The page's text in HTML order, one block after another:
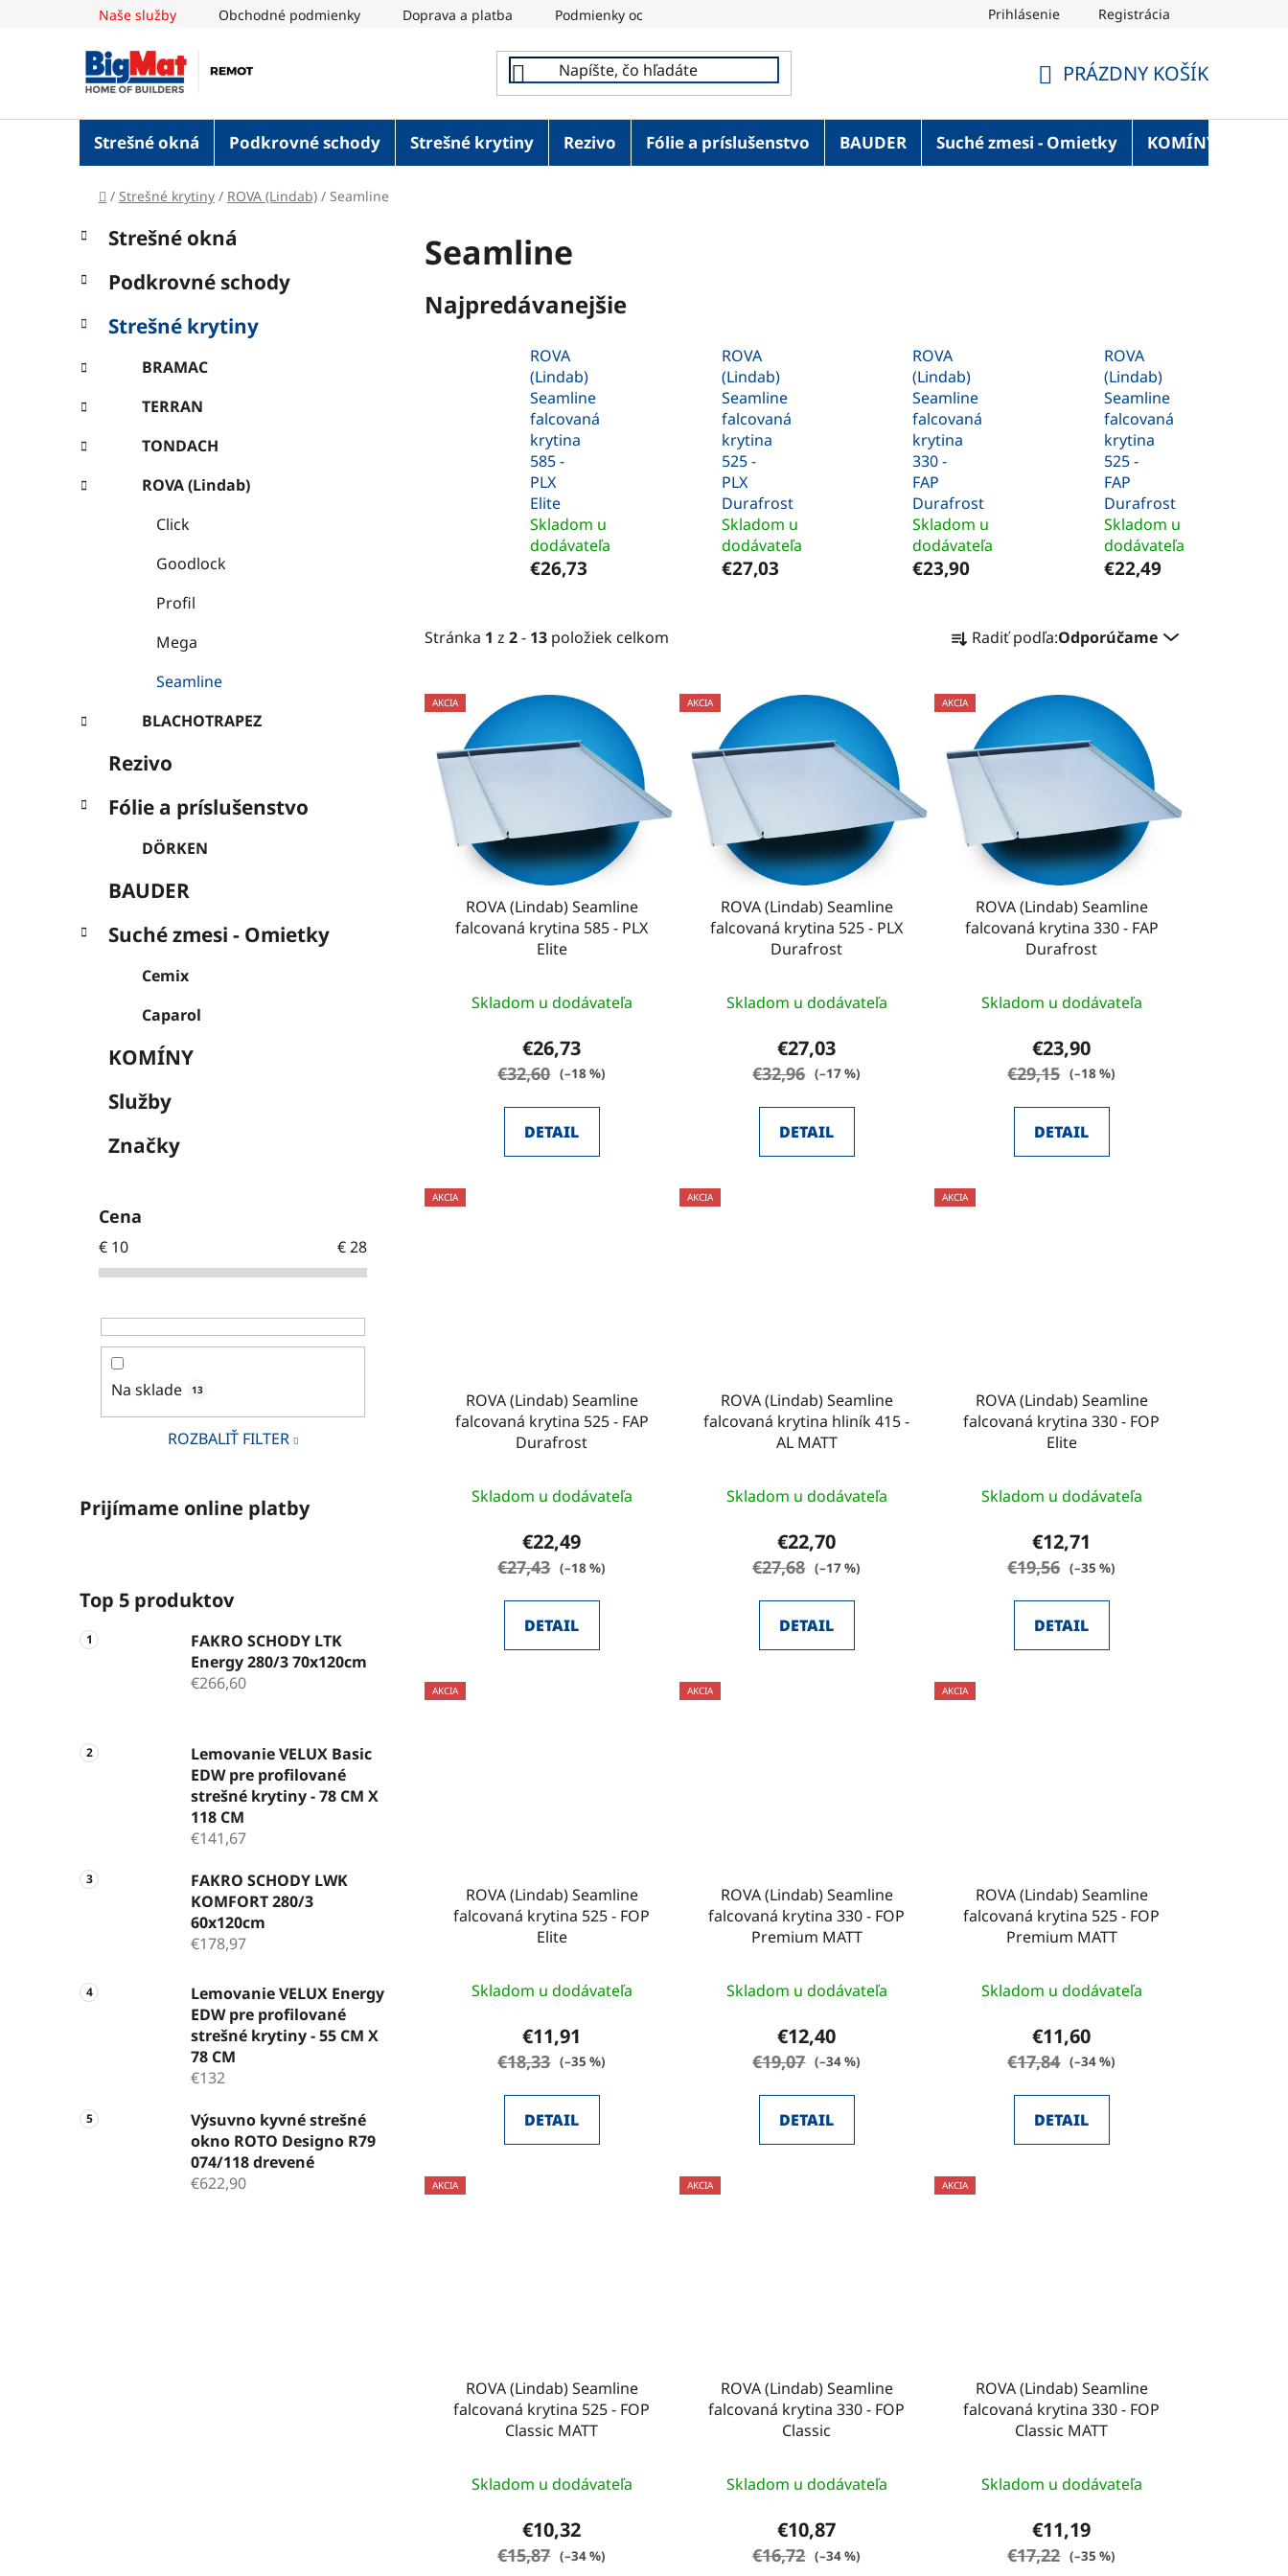
Naše služby Obchodné podmienky Doprava a platba Podmienky ochrany osobných údajov Strechaonline.sk - informácie z prvej ruky
Prihlásenie Registrácia
KOŠÍK
PRÁZDNY KOŠÍK
Strešné okná Podkrovné schody Strešné krytiny Rezivo Fólie a príslušenstvo BAUDER Suché zmesi - Omietky KOMÍNY
Domov
/ Strešné krytiny / ROVA (Lindab) / Seamline
B
o
č
ý
a
n
l
kategórie
K
a
e
ó
i
Strešné okná
Podkrovné schody
Strešné krytiny
BRAMAC
TERRAN
TONDACH
ROVA (Lindab)
Click
Goodlock
Profil
Mega
Seamline
BLACHOTRAPEZ
Rezivo
Fólie a príslušenstvo
DÖRKEN
BAUDER
Suché zmesi - Omietky
Cemix
Caparol
KOMÍNY
Služby
Značky
Cena
€ 10 €28
Na sklade 13
ROZBALIŤ FILTER
Prijímame online platby
Top 5 produktov
FAKRO SCHODY LTK
Energy 280/3 70x120cm
€266,60
Lemovanie VELUX Basic
EDW pre profilované
strešné krytiny - 78 CM X
118 CM
€141,67
FAKRO SCHODY LWK
KOMFORT 280/3
60x120cm
€178,97
Lemovanie VELUX Energy
EDW pre profilované
strešné krytiny - 55 CM X
78 CM
€132
Výsuvno kyvné strešné
okno ROTO Designo R79
074/118 drevené
€622,90
Seamline
Najpredávanejšie
ROVA
(Lindab)
Seamline
falcovaná
krytina
585 -
PLX
Elite
Skladom u
dodávateľa
€26,73
ROVA
(Lindab)
Seamline
falcovaná
krytina
525 -
PLX
Durafrost
Skladom u
dodávateľa
€27,03
ROVA
(Lindab)
Seamline
falcovaná
krytina
330 -
FAP
Durafrost
Skladom u
dodávateľa
€23,90
ROVA
(Lindab)
Seamline
falcovaná
krytina
525 -
FAP
Durafrost
Skladom u
dodávateľa
€22,49
Stránka 1 z 2- 13 položiek celkom a
e
n
i
e
p
r
Radiť podľa:Odporúčame
V
ý
p
AKCIA
ROVA (Lindab) Seamline
falcovaná krytina 585 - PLX
Elite
Skladom u dodávateľa
€26,73
€32,60 (–18 %)
DETAIL
AKCIA
ROVA (Lindab) Seamline
falcovaná krytina 525 - PLX
Durafrost
Skladom u dodávateľa
€27,03
€32,96 (–17 %)
DETAIL
AKCIA
ROVA (Lindab) Seamline
falcovaná krytina 330 - FAP
Durafrost
Skladom u dodávateľa
€23,90
€29,15 (–18 %)
DETAIL
AKCIA
ROVA (Lindab) Seamline
falcovaná krytina 525 - FAP
Durafrost
Skladom u dodávateľa
€22,49
€27,43 (–18 %)
DETAIL
AKCIA
ROVA (Lindab) Seamline
falcovaná krytina hliník 415 -
AL MATT
Skladom u dodávateľa
€22,70
€27,68 (–17 %)
DETAIL
AKCIA
ROVA (Lindab) Seamline
falcovaná krytina 330 - FOP
Elite
Skladom u dodávateľa
€12,71
€19,56 (–35 %)
DETAIL
AKCIA
ROVA (Lindab) Seamline
falcovaná krytina 525 - FOP
Elite
Skladom u dodávateľa
€11,91
€18,33 (–35 %)
DETAIL
AKCIA
ROVA (Lindab) Seamline
falcovaná krytina 330 - FOP
Premium MATT
Skladom u dodávateľa
€12,40
€19,07 (–34 %)
DETAIL
AKCIA
ROVA (Lindab) Seamline
falcovaná krytina 525 - FOP
Premium MATT
Skladom u dodávateľa
€11,60
€17,84 (–34 %)
DETAIL
AKCIA
ROVA (Lindab) Seamline
falcovaná krytina 525 - FOP
Classic MATT
Skladom u dodávateľa
€10,32
€15,87 (–34 %)
AKCIA
ROVA (Lindab) Seamline
falcovaná krytina 330 - FOP
Classic
Skladom u dodávateľa
€10,87
€16,72 (–34 %)
AKCIA
ROVA (Lindab) Seamline
falcovaná krytina 330 - FOP
Classic MATT
Skladom u dodávateľa
€11,19
€17,22 (–35 %)